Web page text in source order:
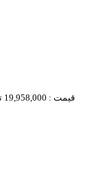
قیمت : 19,958,000 تومان